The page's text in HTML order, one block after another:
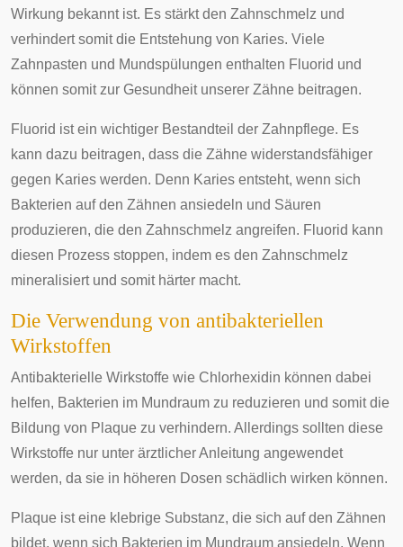
Wirkung bekannt ist. Es stärkt den Zahnschmelz und
verhindert somit die Entstehung von Karies. Viele
Zahnpasten und Mundspülungen enthalten Fluorid und
können somit zur Gesundheit unserer Zähne beitragen.
Fluorid ist ein wichtiger Bestandteil der Zahnpflege. Es
kann dazu beitragen, dass die Zähne widerstandsfähiger
gegen Karies werden. Denn Karies entsteht, wenn sich
Bakterien auf den Zähnen ansiedeln und Säuren
produzieren, die den Zahnschmelz angreifen. Fluorid kann
diesen Prozess stoppen, indem es den Zahnschmelz
mineralisiert und somit härter macht.
Die Verwendung von antibakteriellen
Wirkstoffen
Antibakterielle Wirkstoffe wie Chlorhexidin können dabei
helfen, Bakterien im Mundraum zu reduzieren und somit die
Bildung von Plaque zu verhindern. Allerdings sollten diese
Wirkstoffe nur unter ärztlicher Anleitung angewendet
werden, da sie in höheren Dosen schädlich wirken können.
Plaque ist eine klebrige Substanz, die sich auf den Zähnen
bildet, wenn sich Bakterien im Mundraum ansiedeln. Wenn